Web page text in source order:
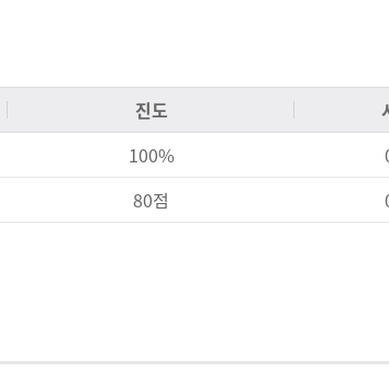
진도
100%
80점